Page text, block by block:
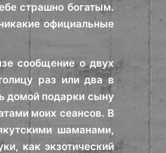
страшно богатым.
официальные
сообщение о двух
раз или два в
домой подарки сыну
моих сеансов. В
шаманами,
как экзотический